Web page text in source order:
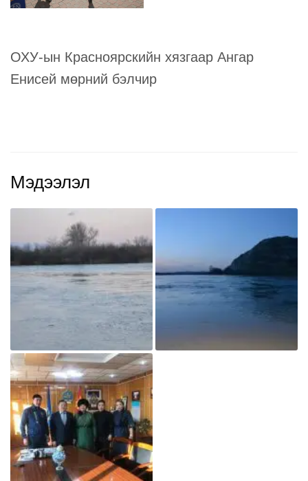
ОХУ-ын Красноярскийн хязгаар Ангар
Енисей мөрний бэлчир
Мэдээлэл